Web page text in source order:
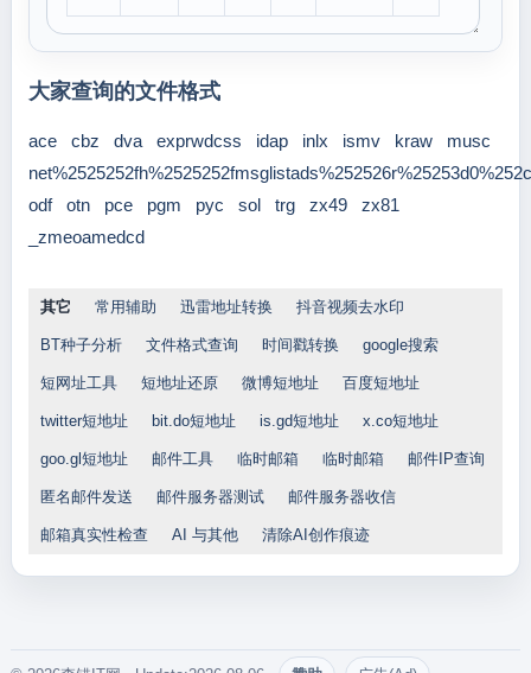
大家查询的文件格式
ace cbz dva exprwdcss idap inlx ismv kraw
musc
odf
otn pce pgm pyc sol trg zx49
zx81
_zmeoamedcd
其它 常用辅助 迅雷地址转换 抖音视频去水印
BT种子分析 文件格式查询 时间戳转换 google搜索
短网址工具 短地址还原 微博短地址 百度短地址
twitter短地址 bit.do短地址 is.gd短地址 x.co短地址
goo.gl短地址 邮件工具 临时邮箱 临时邮箱 邮件IP查询
匿名邮件发送 邮件服务器测试 邮件服务器收信
邮箱真实性检查 AI 与其他 清除AI创作痕迹